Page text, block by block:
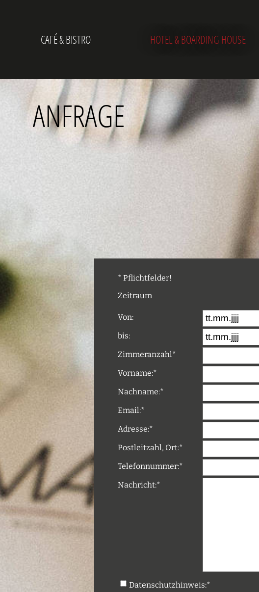
CAFÉ & BISTRO HOTEL & BOARDING HOUSE
ANFRAGE
* Pflichtfelder!
Zeitraum
Von:
bis:
Zimmeranzahl*
Vorname:*
Nachname:*
Email:*
Adresse:*
Postleitzahl, Ort:*
Telefonnummer:*
Nachricht:*
Datenschutzhinweis:*